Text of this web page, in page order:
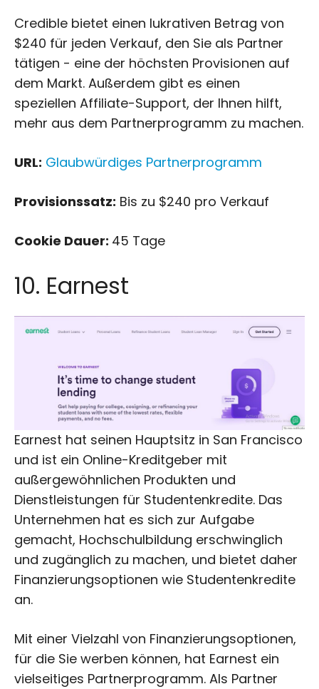
Credible bietet einen lukrativen Betrag von
$240 für jeden Verkauf, den Sie als Partner
tätigen - eine der höchsten Provisionen auf
dem Markt. Außerdem gibt es einen
speziellen Affiliate-Support, der Ihnen hilft,
mehr aus dem Partnerprogramm zu machen.
URL: Glaubwürdiges Partnerprogramm
Provisionssatz: Bis zu $240 pro Verkauf
Cookie Dauer: 45 Tage
10. Earnest
Earnest hat seinen Hauptsitz in San Francisco
und ist ein Online-Kreditgeber mit
außergewöhnlichen Produkten und
Dienstleistungen für Studentenkredite. Das
Unternehmen hat es sich zur Aufgabe
gemacht, Hochschulbildung erschwinglich
und zugänglich zu machen, und bietet daher
Finanzierungsoptionen wie Studentenkredite
an.
Mit einer Vielzahl von Finanzierungsoptionen,
für die Sie werben können, hat Earnest ein
vielseitiges Partnerprogramm. Als Partner